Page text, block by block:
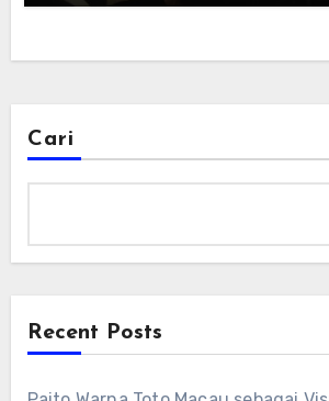
Cari
Recent Posts